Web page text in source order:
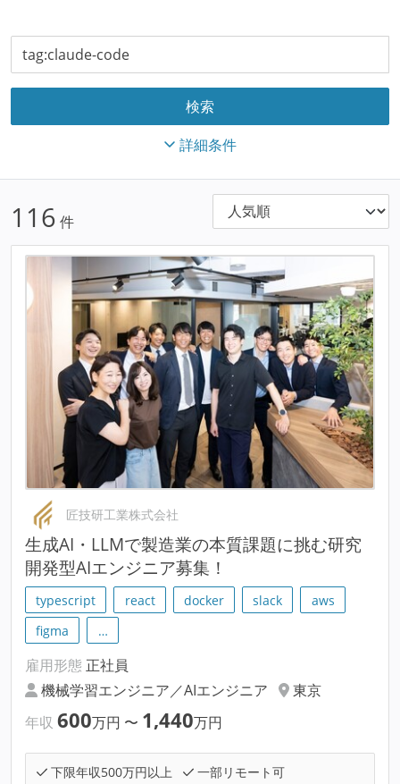
詳細条件
116 件
匠技研工業株式会社
生成AI・LLMで製造業の本質課題に挑む研究
開発型AIエンジニア募集！
typescript react docker slack
aws
figma
…
雇用形態 正社員
機械学習エンジニア／AIエンジニア
東京
年収 600万円 〜 1,440万円
下限年収500万円以上
一部リモート可